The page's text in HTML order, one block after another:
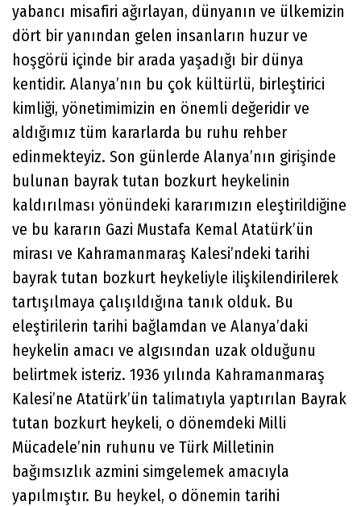
yabancı misafiri ağırlayan, dünyanın ve ülkemizin
dört bir yanından gelen insanların huzur ve
hoşgörü içinde bir arada yaşadığı bir dünya
kentidir. Alanya’nın bu çok kültürlü, birleştirici
kimliği, yönetimimizin en önemli değeridir ve
aldığımız tüm kararlarda bu ruhu rehber
edinmekteyiz. Son günlerde Alanya’nın girişinde
bulunan bayrak tutan bozkurt heykelinin
kaldırılması yönündeki kararımızın eleştirildiğine
ve bu kararın Gazi Mustafa Kemal Atatürk’ün
mirası ve Kahramanmaraş Kalesi’ndeki tarihi
bayrak tutan bozkurt heykeliyle ilişkilendirilerek
tartışılmaya çalışıldığına tanık olduk. Bu
eleştirilerin tarihi bağlamdan ve Alanya’daki
heykelin amacı ve algısından uzak olduğunu
belirtmek isteriz. 1936 yılında Kahramanmaraş
Kalesi’ne Atatürk’ün talimatıyla yaptırılan Bayrak
tutan bozkurt heykeli, o dönemdeki Milli
Mücadele’nin ruhunu ve Türk Milletinin
bağımsızlık azmini simgelemek amacıyla
yapılmıştır. Bu heykel, o dönemin tarihi